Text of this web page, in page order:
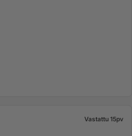
Vastattu 15pv